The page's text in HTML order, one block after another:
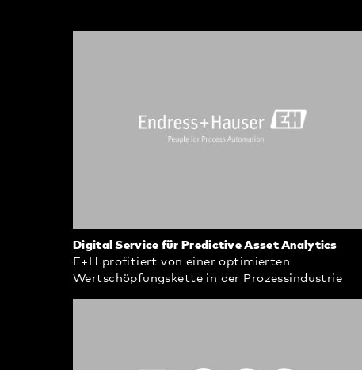
Digital Service für Predictive Asset Analytics
E+H profitiert von einer optimierten
Wertschöpfungskette in der Prozessindustrie